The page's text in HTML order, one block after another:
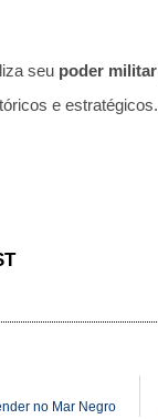
seu poder militar
e estratégicos.
no Mar Negro